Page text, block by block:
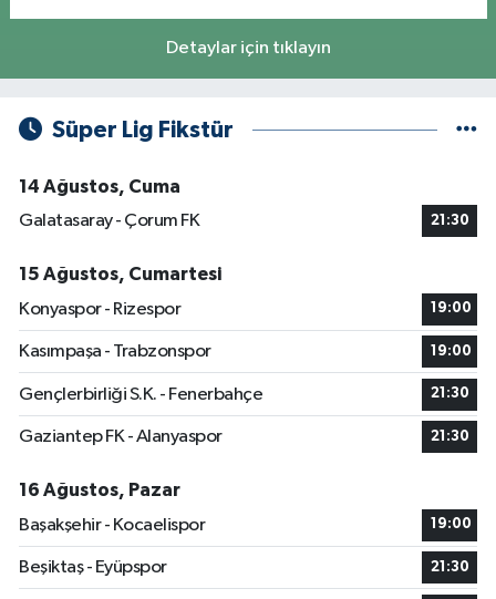
Detaylar için tıklayın
Süper Lig Fikstür
14 Ağustos, Cuma
Galatasaray - Çorum FK
21:30
15 Ağustos, Cumartesi
Konyaspor - Rizespor
19:00
Kasımpaşa - Trabzonspor 19:00
Gençlerbirliği S.K. - Fenerbahçe 21:30
Gaziantep FK - Alanyaspor 21:30
16 Ağustos, Pazar
Başakşehir - Kocaelispor
19:00
Beşiktaş - Eyüpspor 21:30